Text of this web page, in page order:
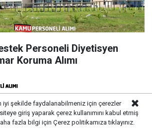
Personeli Diyetisyen
Koruma Alımı
iyi şekilde faydalanabilmeniz için çerezler
giriş yaparak çerez kullanımını kabul etmiş
fazla bilgi için Çerez politikamıza tıklayınız.